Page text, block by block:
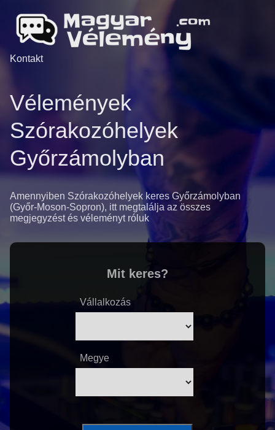
Kontakt
Vélemények
Szórakozóhelyek
Győrzámolyban
Amennyiben Szórakozóhelyek keres Győrzámolyban
(Győr-Moson-Sopron), itt megtalálja az összes
megjegyzést és véleményt róluk
Mit keres?
Vállalkozás
Megye